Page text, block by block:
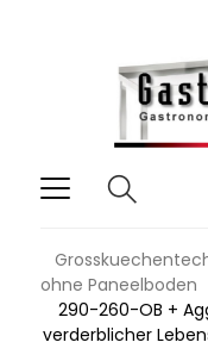
ohne Paneelboden
290-260-OB +
verderblicher